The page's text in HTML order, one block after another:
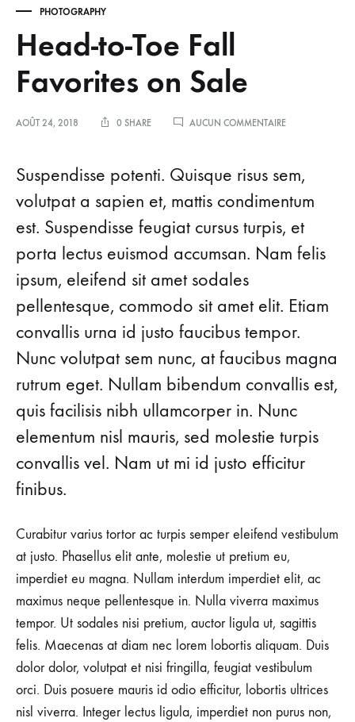
PHOTOGRAPHY
Head-to-Toe Fall
Favorites on Sale
AOÛT 24, 2018 0 SHARE AUCUN COMMENTAIRESUR
FALL
ON
SALE
Suspendisse potenti. Quisque risus sem,
volutpat a sapien et, mattis condimentum
est. Suspendisse feugiat cursus turpis, et
porta lectus euismod accumsan. Nam felis
ipsum, eleifend sit amet sodales
pellentesque, commodo sit amet elit. Etiam
convallis urna id justo faucibus tempor.
Nunc volutpat sem nunc, at faucibus magna
rutrum eget. Nullam bibendum convallis est,
quis facilisis nibh ullamcorper in. Nunc
elementum nisl mauris, sed molestie turpis
convallis vel. Nam ut mi id justo efficitur
finibus.
Curabitur varius tortor ac turpis semper eleifend vestibulum
at justo. Phasellus elit ante, molestie ut pretium eu,
imperdiet eu magna. Nullam interdum imperdiet elit, ac
maximus neque pellentesque in. Nulla viverra maximus
tempor. Ut sodales nisi pretium, auctor ligula ut, sagittis
felis. Maecenas at diam nec lorem lobortis aliquam. Duis
dolor dolor, volutpat et nisi fringilla, feugiat vestibulum
orci. Duis posuere mauris id odio efficitur, lobortis ultrices
nisl viverra. Integer lectus ligula, imperdiet non purus non,